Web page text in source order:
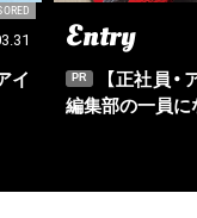
イ
Entry
PR
【正社員
編集部の一員に